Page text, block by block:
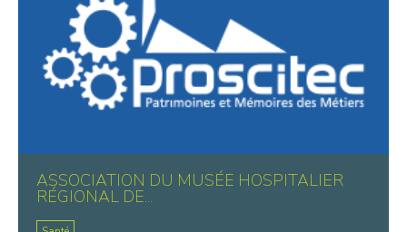
ASSOCIATION DU MUSÉE HOSPITALIER
RÉGIONAL DE...